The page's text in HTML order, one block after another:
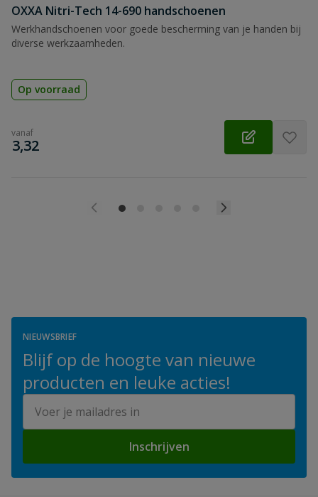
OXXA Nitri-Tech 14-690 handschoenen
Werkhandschoenen voor goede bescherming van je handen bij
diverse werkzaamheden.
Op voorraad
vanaf
€
3,32
NIEUWSBRIEF
Blijf op de hoogte van nieuwe
producten en leuke acties!
Inschrijven